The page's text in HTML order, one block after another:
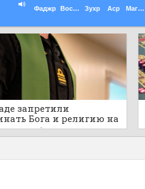
Фаджр Восход Зухр Аср Магриб
запретили
Бога и религию на
военных
назад 0